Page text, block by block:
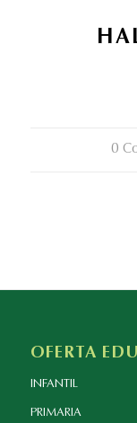
0
OFERTA
INFANTIL
PRIMARIA